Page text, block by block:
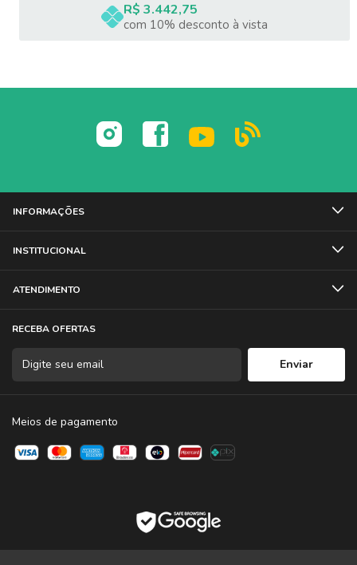
R$ 3.442,75
com 10% desconto à vista
INFORMAÇÕES
INSTITUCIONAL
ATENDIMENTO
RECEBA OFERTAS
Meios de pagamento